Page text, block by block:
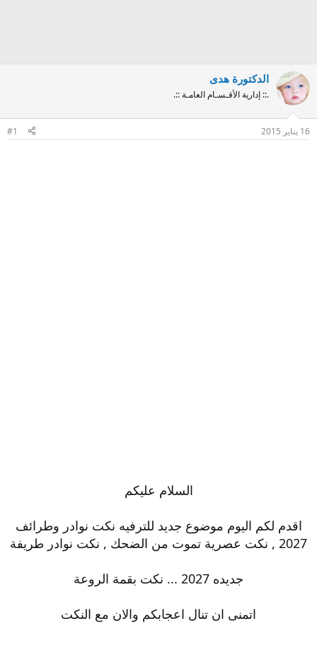
الدكتورة هدى
.:: إدارية الأقـسـام العامـة ::.
16 يناير 2015 #1
السلام عليكم
اقدم لكم اليوم موضوع جديد للترفيه نكت نوادر وطرائف
2027 , نكت عصرية تموت من الضحك , نكت نوادر طريفة
جديده 2027 ... نكت بقمة الروعة
اتمنى ان تنال اعجابكم والان مع النكت